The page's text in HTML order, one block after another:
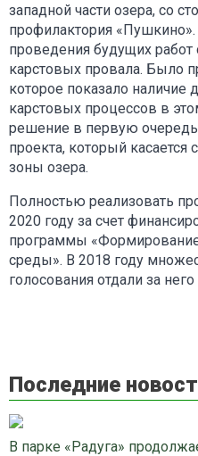
западной части озера, со
профилактория
проведения будущих
карстовых провала. Было
которое показало наличие
карстовых процессов в
решение в первую
проекта, который
зоны озера.
Полностью реализовать
2020 году за счет
программы
среды». В 2018 году
голосования отдали за
Последние
В парке «Радуга»